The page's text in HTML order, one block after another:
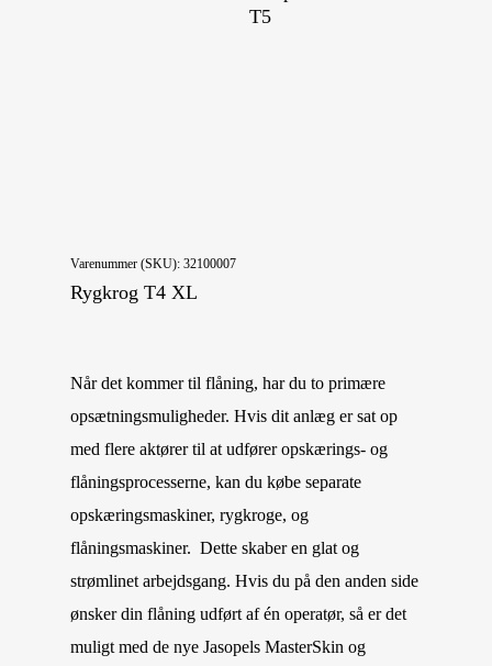
T5
Varenummer (SKU): 32100007
Rygkrog T4 XL
Når det kommer til flåning, har du to primære
opsætningsmuligheder. Hvis dit anlæg er sat op
med flere aktører til at udfører opskærings- og
flåningsprocesserne, kan du købe separate
opskæringsmaskiner, rygkroge, og
flåningsmaskiner. Dette skaber en glat og
strømlinet arbejdsgang. Hvis du på den anden side
ønsker din flåning udført af én operatør, så er det
muligt med de nye Jasopels MasterSkin og